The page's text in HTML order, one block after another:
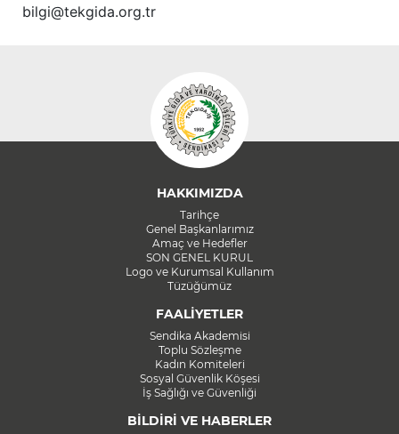
bilgi@tekgida.org.tr
HAKKIMIZDA
Tarihçe
Genel Başkanlarımız
Amaç ve Hedefler
SON GENEL KURUL
Logo ve Kurumsal Kullanım
Tüzüğümüz
FAALİYETLER
Sendika Akademisi
Toplu Sözleşme
Kadın Komiteleri
Sosyal Güvenlik Köşesi
İş Sağlığı ve Güvenliği
BİLDİRİ VE HABERLER